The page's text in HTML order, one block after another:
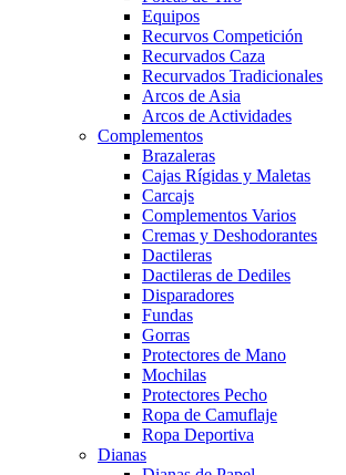
Equipos
Recurvos Competición
Recurvados Caza
Recurvados Tradicionales
Arcos de Asia
Arcos de Actividades
Complementos
Brazaleras
Cajas Rígidas y Maletas
Carcajs
Complementos Varios
Cremas y Deshodorantes
Dactileras
Dactileras de Dediles
Disparadores
Fundas
Gorras
Protectores de Mano
Mochilas
Protectores Pecho
Ropa de Camuflaje
Ropa Deportiva
Dianas